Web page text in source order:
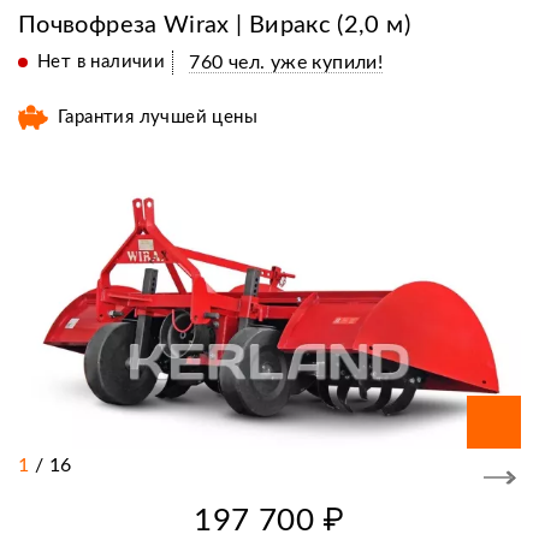
Почвофреза Wirax | Виракс (2,0 м)
Нет в наличии 760 чел. уже купили!
Гарантия лучшей цены
1 / 16
197 700 ₽